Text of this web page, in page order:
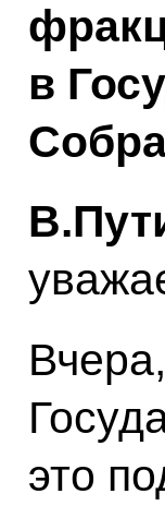
в
это